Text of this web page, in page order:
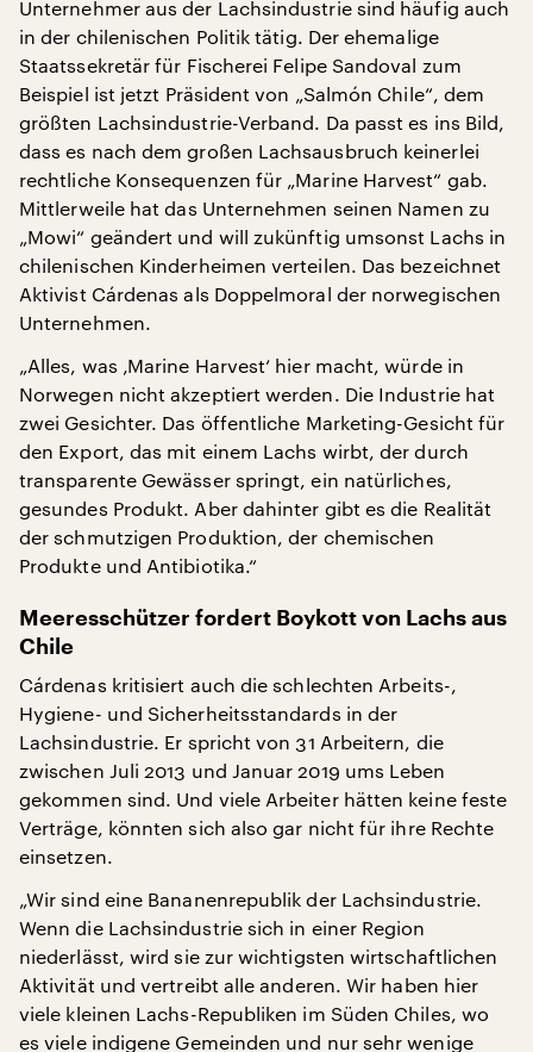
Unternehmer aus der Lachsindustrie sind häufig auch
in der chilenischen Politik tätig. Der ehemalige
Staatssekretär für Fischerei Felipe Sandoval zum
Beispiel ist jetzt Präsident von „Salmón Chile“, dem
größten Lachsindustrie-Verband. Da passt es ins Bild,
dass es nach dem großen Lachsausbruch keinerlei
rechtliche Konsequenzen für „Marine Harvest“ gab.
Mittlerweile hat das Unternehmen seinen Namen zu
„Mowi“ geändert und will zukünftig umsonst Lachs in
chilenischen Kinderheimen verteilen. Das bezeichnet
Aktivist Cárdenas als Doppelmoral der norwegischen
Unternehmen.
„Alles, was ‚Marine Harvest‘ hier macht, würde in
Norwegen nicht akzeptiert werden. Die Industrie hat
zwei Gesichter. Das öffentliche Marketing-Gesicht für
den Export, das mit einem Lachs wirbt, der durch
transparente Gewässer springt, ein natürliches,
gesundes Produkt. Aber dahinter gibt es die Realität
der schmutzigen Produktion, der chemischen
Produkte und Antibiotika.“
Meeresschützer fordert Boykott von Lachs aus
Chile
Cárdenas kritisiert auch die schlechten Arbeits-,
Hygiene- und Sicherheitsstandards in der
Lachsindustrie. Er spricht von 31 Arbeitern, die
zwischen Juli 2013 und Januar 2019 ums Leben
gekommen sind. Und viele Arbeiter hätten keine feste
Verträge, könnten sich also gar nicht für ihre Rechte
einsetzen.
„Wir sind eine Bananenrepublik der Lachsindustrie.
Wenn die Lachsindustrie sich in einer Region
niederlässt, wird sie zur wichtigsten wirtschaftlichen
Aktivität und vertreibt alle anderen. Wir haben hier
viele kleinen Lachs-Republiken im Süden Chiles, wo
es viele indigene Gemeinden und nur sehr wenige